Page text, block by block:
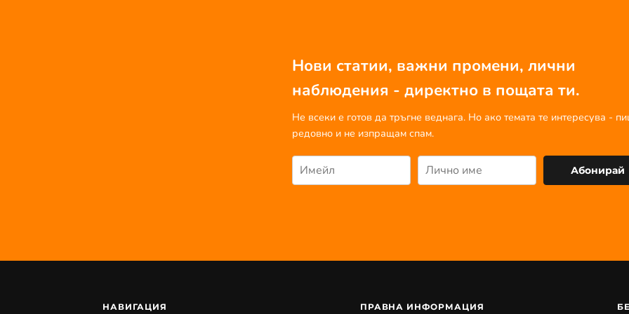
Нови статии, важни промени, лични
наблюдения - директно в пощата ти.
Не всеки е готов да тръгне веднага. Но ако темата те интересува -
редовно и не изпращам спам.
Абонирай
НАВИГАЦИЯ ПРАВНА ИНФОРМАЦИЯ